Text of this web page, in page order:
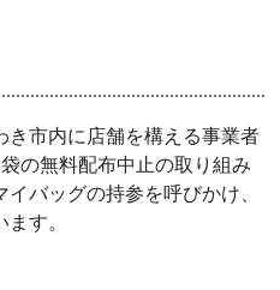
市内に店舗を構える事業者
の無料配布中止の取り組み
バッグの持参を呼びかけ、
す。